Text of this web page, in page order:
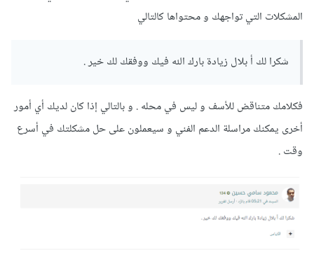
المشكلات التي تواجهك و محتواها كالتالي
شكرا لك أ بلال زيادة بارك الله فيك ووفقك لك خير .
فكلامك متناقض للأسف و ليس في محله . و بالتالي إذا كان لديك أي أمور
أخرى يمكنك مراسلة الدعم الفني و سيعملون على حل مشكلتك في أسرع
وقت .